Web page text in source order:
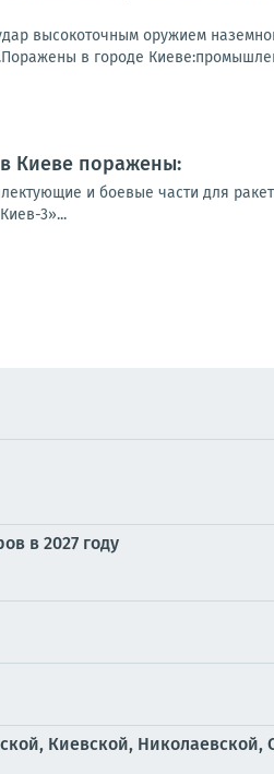
высокоточным оружием
в городе
Киеве поражены:
и боевые части для
3»...
в 2027 году
Киевской, Николаевской,